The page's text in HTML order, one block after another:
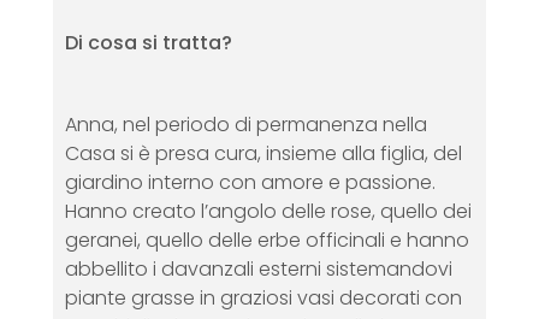
Di cosa si tratta?
Anna, nel periodo di permanenza nella
Casa si è presa cura, insieme alla figlia, del
giardino interno con amore e passione.
Hanno creato l’angolo delle rose, quello dei
geranei, quello delle erbe officinali e hanno
abbellito i davanzali esterni sistemandovi
piante grasse in graziosi vasi decorati con